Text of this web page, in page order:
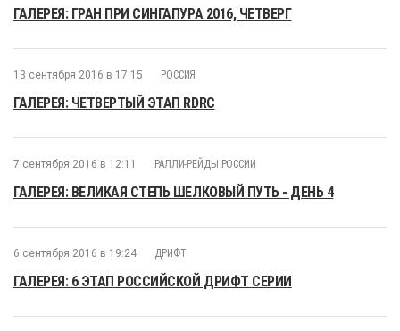
ГАЛЕРЕЯ: ГРАН ПРИ СИНГАПУРА 2016, ЧЕТВЕРГ
13 сентября 2016 в 17:15 РОССИЯ
ГАЛЕРЕЯ: ЧЕТВЕРТЫЙ ЭТАП RDRC
7 сентября 2016 в 12:11 РАЛЛИ-РЕЙДЫ РОССИИ
ГАЛЕРЕЯ: ВЕЛИКАЯ СТЕПЬ ШЕЛКОВЫЙ ПУТЬ - ДЕНЬ 4
6 сентября 2016 в 19:24 ДРИФТ
ГАЛЕРЕЯ: 6 ЭТАП РОССИЙСКОЙ ДРИФТ СЕРИИ